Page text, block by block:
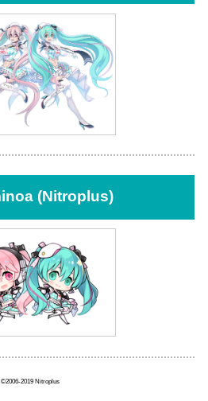
(Nitroplus)
©2006-2019 Nitroplus